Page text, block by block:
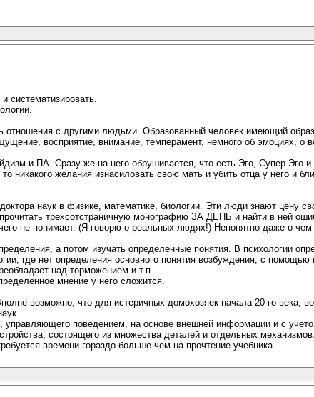
с другими людьми. Образованный человек имеющий
восприятие, внимание, темперамент, немного об эмоциях, о
и ПА. Сразу же на него обрушивается, что есть Эго, Супер-Эго
никакого желания изнасиловать свою мать и убить отца у него и
наук в физике, математике, биологии. Эти люди знают цену
трехсотстраничную монографию ЗА ДЕНЬ и найти в ней
не понимает. (Я говорю о реальных людях!) Непонятно даже о чем
а потом изучать определенные понятия. В психологии
где нет определения основного понятия возбуждения, с помощью
над торможением и т.п.
мнение у него сложится.
возможно, что для истеричных домохозяек начала 20-го века,
управляющего поведением, на основе внешней информации и с
состоящего из множества деталей и отдельных
времени гораздо больше чем на прочтение учебника.